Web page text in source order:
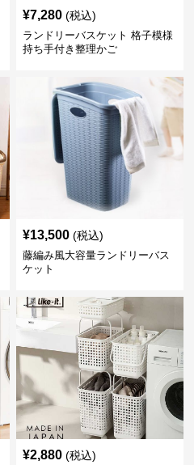
¥7,280 (税込)
ランドリーバスケット 格子模様
持ち手付き整理かご
¥13,500 (税込)
藤編み風大容量ランドリーバス
ケット
¥2,880 (税込)